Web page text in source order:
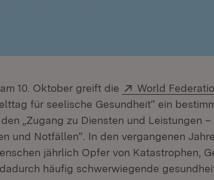
10. Oktober greift die Extern:
World
für seelische Gesundheit“ ein
„Zugang zu Diensten und Leistungen
und Notfällen“. In den vergangenen
jährlich Opfer von Katastrophen,
häufig schwerwiegende